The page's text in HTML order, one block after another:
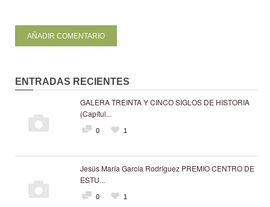
ENTRADAS RECIENTES
GALERA TREINTA Y CINCO SIGLOS DE HISTORIA
(Capítul...
0 1
Jesús María García Rodríguez PREMIO CENTRO DE
ESTU...
0 1